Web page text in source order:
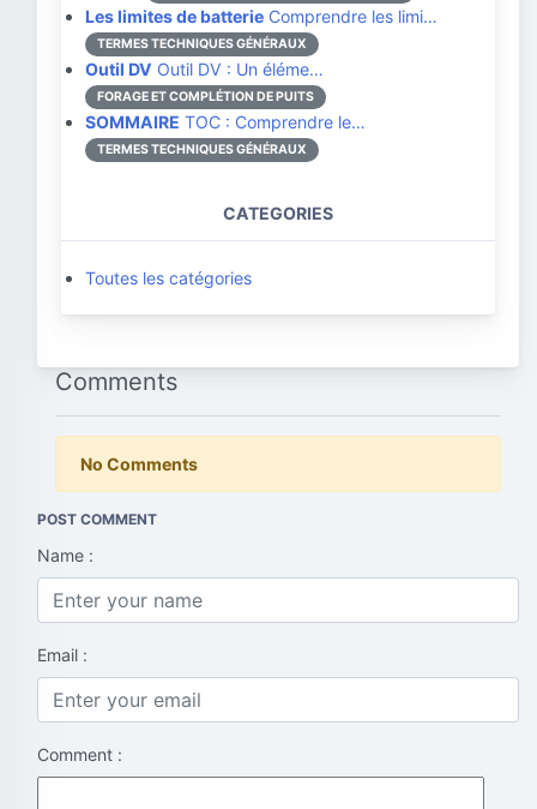
Les limites de batterie Comprendre les limi…
TERMES TECHNIQUES GÉNÉRAUX
Outil DV Outil DV : Un éléme…
FORAGE ET COMPLÉTION DE PUITS
SOMMAIRE TOC : Comprendre le…
TERMES TECHNIQUES GÉNÉRAUX
CATEGORIES
Toutes les catégories
Comments
No Comments
POST COMMENT
Name :
Email :
Comment :